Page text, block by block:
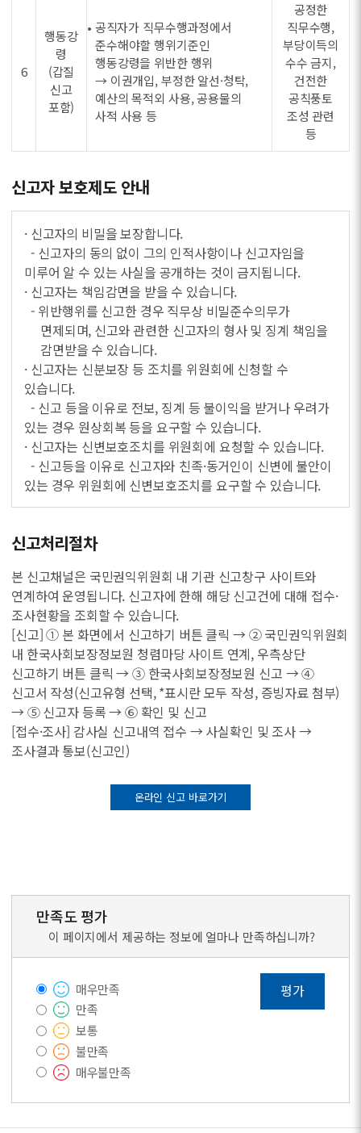
6
행동강
령
(갑질
신고
포함)
• 공직자가 직무수행과정에서
준수해야할 행위기준인
행동강령을 위반한 행위
→ 이권개입, 부정한 알선·청탁,
예산의 목적외 사용, 공용물의
사적 사용 등
공정한
직무수행,
부당이득의
수수 금지,
건전한
공칙풍토
조성 관련
등
신고자 보호제도 안내
· 신고자의 비밀을 보장합니다.
- 신고자의 동의 없이 그의 인적사항이나 신고자임을
미루어 알 수 있는 사실을 공개하는 것이 금지됩니다.
· 신고자는 책임감면을 받을 수 있습니다.
- 위반행위를 신고한 경우 직무상 비밀준수의무가
면제되며, 신고와 관련한 신고자의 형사 및 징계 책임을
감면받을 수 있습니다.
· 신고자는 신분보장 등 조치를 위원회에 신청할 수
있습니다.
- 신고 등을 이유로 전보, 징계 등 불이익을 받거나 우려가
있는 경우 원상회복 등을 요구할 수 있습니다.
· 신고자는 신변보호조치를 위원회에 요청할 수 있습니다.
- 신고등을 이유로 신고자와 친족·동거인이 신변에 불안이
있는 경우 위원회에 신변보호조치를 요구할 수 있습니다.
신고처리절차
본 신고채널은 국민권익위원회 내 기관 신고창구 사이트와
연계하여 운영됩니다. 신고자에 한해 해당 신고건에 대해 접수·
조사현황을 조회할 수 있습니다.
[신고] ① 본 화면에서 신고하기 버튼 클릭 → ② 국민권익위원회
내 한국사회보장정보원 청렴마당 사이트 연계, 우측상단
신고하기 버튼 클릭 → ③ 한국사회보장정보원 신고 → ④
신고서 작성(신고유형 선택, *표시란 모두 작성, 증빙자료 첨부)
→ ⑤ 신고자 등록 → ⑥ 확인 및 신고
[접수·조사] 감사실 신고내역 접수 → 사실확인 및 조사 →
조사결과 통보(신고인)
온라인 신고 바로가기
만족도 평가
이 페이지에서 제공하는 정보에 얼마나 만족하십니까?
매우만족
만족
보통
불만족
매우불만족
평가